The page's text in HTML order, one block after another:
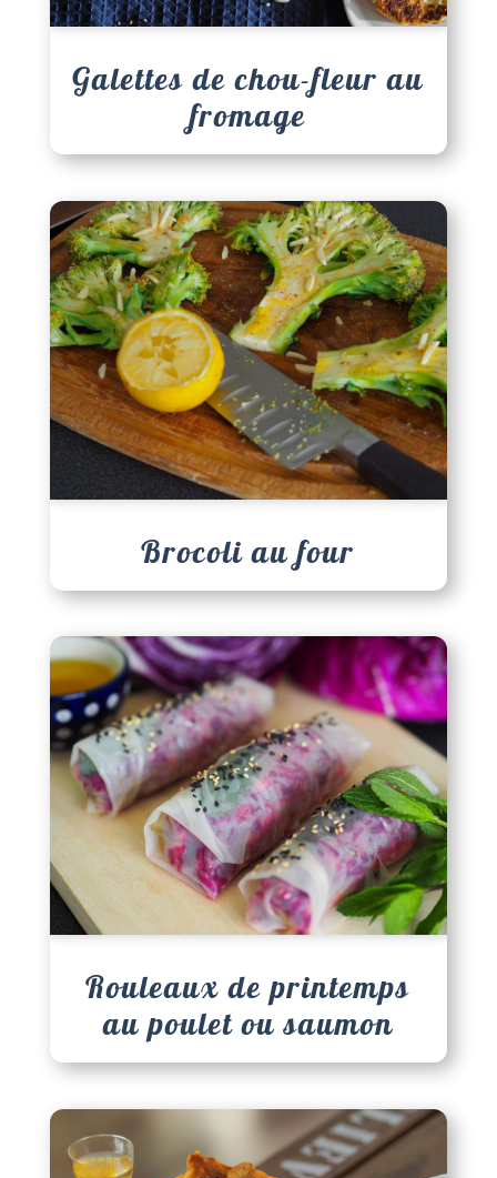
Galettes de chou-fleur au
fromage
Brocoli au four
Rouleaux de printemps
au poulet ou saumon